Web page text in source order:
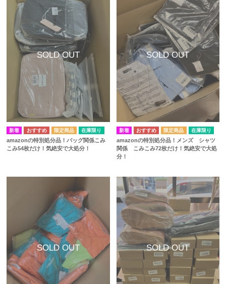
在庫限り
amazonの特別処分品！バッグ関係こみ
こみ54枚だけ！気絶安で大処分！
在庫限り
amazonの特別処分品！メンズ シャツ
関係 こみこみ72枚だけ！気絶安で大処
分！